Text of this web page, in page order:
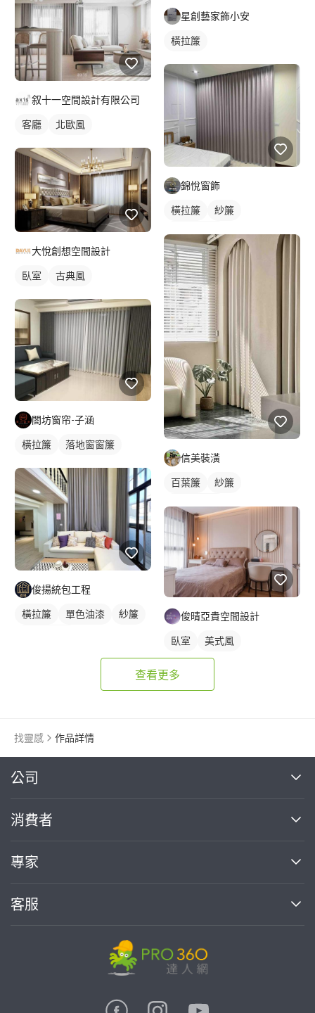
叙十一空間設計有限公司
客廳 北歐風
大悅創想空間設計
臥室 古典風
閤坊窗帘-子涵
橫拉簾 落地窗窗簾
俊揚統包工程
橫拉簾 單色油漆
紗簾
星創藝家飾小安
橫拉簾
錦悅窗飾
橫拉簾
紗簾
信美裝潢
百葉簾
紗簾
俊晴亞貴空間設計
臥室 美式風
查看更多
找靈感 作品詳情
公司
關於我們
部落格
加入我們
消費者
買服務
熱門服務
專家
案件中心
客服
繼續完成